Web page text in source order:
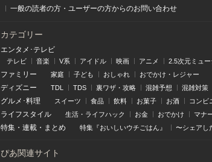
一般の読者の方・ユーザーの方からのお問い合わせ
カテゴリー
エンタメ･テレビ
テレビ 音楽 V系 アイドル 映画 アニメ 2.5次元ミュ
ファミリー 家庭 子ども おしゃれ おでかけ・レジャー
ディズニー TDL TDS 裏ワザ・攻略 混雑予想 混雑対策
グルメ･料理 スイーツ 食品 飲料 お菓子 お酒 コンビ
ライフスタイル 生活・ライフハック お金 おでかけ マナ
特集 ・ 連載 ・ まとめ 特集『おいしいウチごはん』 〜シェアし
ぴあ関連サイト